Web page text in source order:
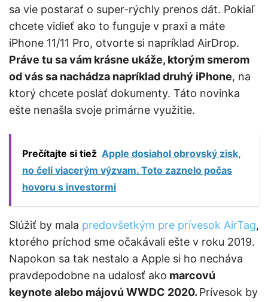
sa vie postarať o super-rýchly prenos dát. Pokiaľ
chcete vidieť ako to funguje v praxi a máte
iPhone 11/11 Pro, otvorte si napríklad AirDrop.
Práve tu sa vám krásne ukáže, ktorým smerom
od vás sa nachádza napríklad druhý iPhone, na
ktorý chcete poslať dokumenty. Táto novinka
ešte nenašla svoje primárne využitie.
Prečítajte si tiež Apple dosiahol obrovský zisk,
no čelí viacerým výzvam. Toto zaznelo počas
hovoru s investormi
Slúžiť by mala predovšetkým pre prívesok AirTag,
ktorého príchod sme očakávali ešte v roku 2019.
Napokon sa tak nestalo a Apple si ho necháva
pravdepodobne na udalosť ako marcovú
keynote alebo májovú WWDC 2020. Prívesok by